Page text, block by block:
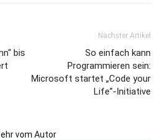
bis
Nächster Artikel
So einfach kann
Programmieren sein:
Microsoft startet „Code your
Life”-Initiative
vom Autor